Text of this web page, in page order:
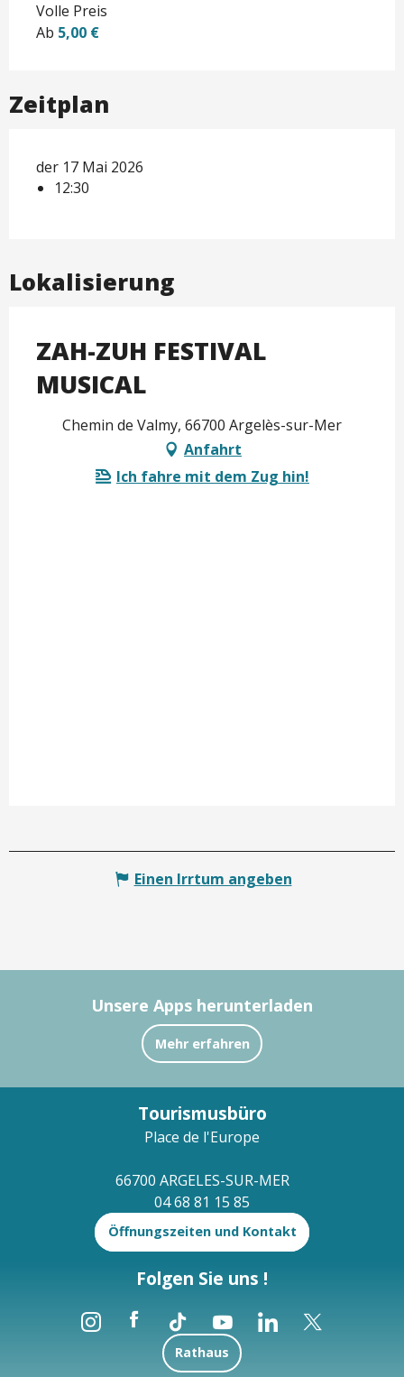
Volle Preis
Ab 5,00 €
Zeitplan
der 17 Mai 2026
12:30
Lokalisierung
ZAH-ZUH FESTIVAL
MUSICAL
Chemin de Valmy, 66700 Argelès-sur-Mer
Anfahrt
Ich fahre mit dem Zug hin!
Einen Irrtum angeben
Unsere Apps herunterladen
Mehr erfahren
Tourismusbüro
Place de l'Europe
66700 ARGELES-SUR-MER
04 68 81 15 85
Öffnungszeiten und Kontakt
Folgen Sie uns !
Rathaus